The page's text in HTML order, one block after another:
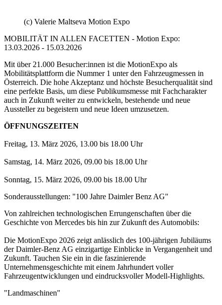
(c) Valerie Maltseva Motion Expo
MOBILITÄT IN ALLEN FACETTEN - Motion Expo:
13.03.2026 - 15.03.2026
Mit über 21.000 Besucher:innen ist die MotionExpo als
Mobilitätsplattform die Nummer 1 unter den Fahrzeugmessen in
Österreich. Die hohe Akzeptanz und höchste Besucherqualität sind
eine perfekte Basis, um diese Publikumsmesse mit Fachcharakter
auch in Zukunft weiter zu entwickeln, bestehende und neue
Aussteller zu begeistern und neue Ideen umzusetzen.
ÖFFNUNGSZEITEN
Freitag, 13. März 2026, 13.00 bis 18.00 Uhr
Samstag, 14. März 2026, 09.00 bis 18.00 Uhr
Sonntag, 15. März 2026, 09.00 bis 18.00 Uhr
Sonderausstellungen: "100 Jahre Daimler Benz AG"
Von zahlreichen technologischen Errungenschaften über die
Geschichte von Mercedes bis hin zur Zukunft des Automobils:
Die MotionExpo 2026 zeigt anlässlich des 100-jährigen Jubiläums
der Daimler-Benz AG einzigartige Einblicke in Vergangenheit und
Zukunft. Tauchen Sie ein in die faszinierende
Unternehmensgeschichte mit einem Jahrhundert voller
Fahrzeugentwicklungen und eindrucksvoller Modell-Highlights.
"Landmaschinen"